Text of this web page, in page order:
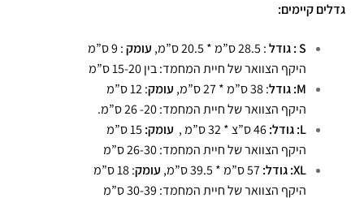
גדלים קיימים:
S : גודל : 28.5 ס”מ * 20.5 ס”מ, עומק: 9 ס”מ
היקף הצוואר של חיית המחמד: בין 15-20 ס”מ
M: גודל
: 38 ס”מ * 27 ס”מ, עומק: 12 ס”מ
היקף הצוואר של חיית המחמד: 20- 26 ס”מ.
L: גודל:
עומק:
היקף הצוואר של חיית המחמד: 26-30 ס”מ
XL: גודל:
עומק: 18 ס”מ
היקף הצוואר של חיית המחמד: 30-39 ס”מ